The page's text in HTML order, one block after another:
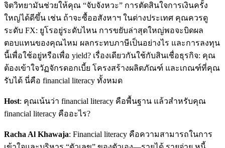
จิตวิทยามันช่วยให้คุณ “จับจังหวะ” การตัดสินใจการเงินครั้ง
ใหญ่ได้ดีขึ้น เช่น ถ้าจะซื้ออสังหาฯ ในต่างประเทศ คุณควรดู
ระดับ FX: ยูโรอยู่ระดับไหน การขยับล่าสุดใหญ่พอจะบิดผล
ตอบแทนของคุณไหม ผลกระทบภาษีเป็นอย่างไร และการลงทุน
นี้เพื่อใช้อยู่หรือเพื่อ yield? เรื่องเดียวกันใช้กับสินเชื่อธุรกิจ: คุณ
ต้องเข้าใจวัฏจักรดอกเบี้ย โครงสร้างผลิตภัณฑ์ และเกณฑ์ที่คุณ
รับได้ นี่คือ financial literacy ทั้งหมด
Host: คุณเน้นว่า financial literacy คือพื้นฐาน แล้วสำหรับคุณ
financial literacy คืออะไร?
Racha Al Khawaja: Financial literacy คือความสามารถในการ